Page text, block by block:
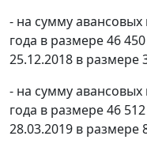
- на сумму авансовых
года в размере 46
25.12.2018 в размере
- на сумму авансовых
года в размере 46
28.03.2019 в размере